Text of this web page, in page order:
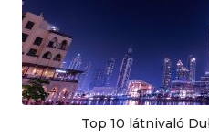
Top 10 látnivaló